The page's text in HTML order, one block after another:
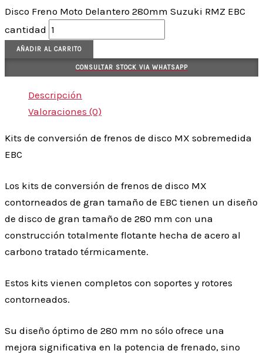
Disco Freno Moto Delantero 280mm Suzuki RMZ EBC
cantidad
AÑADIR AL CARRITO
CONSULTAR STOCK VIA WHATSAPP
Descripción
Valoraciones (0)
Kits de conversión de frenos de disco MX sobremedida
EBC
Los kits de conversión de frenos de disco MX
contorneados de gran tamaño de EBC tienen un diseño
de disco de gran tamaño de 280 mm con una
construcción totalmente flotante hecha de acero al
carbono tratado térmicamente.
Estos kits vienen completos con soportes y rotores
contorneados.
Su diseño óptimo de 280 mm no sólo ofrece una
mejora significativa en la potencia de frenado, sino